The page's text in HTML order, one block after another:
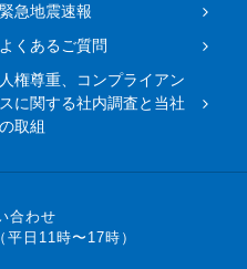
緊急地震速報
よくあるご質問
人権尊重、コンプライアン
スに関する社内調査と当社
の取組
合わせ
日11時〜17時）